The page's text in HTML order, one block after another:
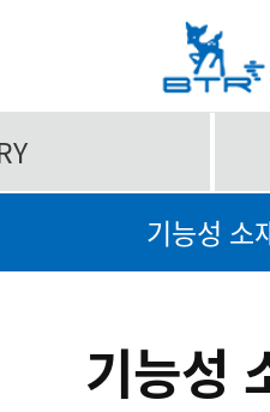
기능성 소
기능성